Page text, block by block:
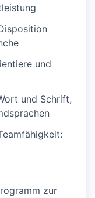
und
und Schrift,
zur